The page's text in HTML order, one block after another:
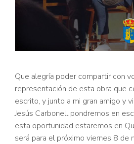
Que alegría poder compartir con
representación de esta obra que
escrito, y junto a mi gran amigo y
Jesús Carbonell pondremos en
esta oportunidad estaremos en
será para el próximo viernes 8 de